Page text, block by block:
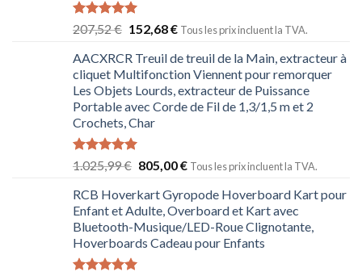
Note5.00
sur 5
207,52€ 152,68€ Tous les prix incluent la TVA.
AACXRCR Treuil de treuil de la Main, extracteur à
cliquet Multifonction Viennent pour remorquer
Les Objets Lourds, extracteur de Puissance
Portable avec Corde de Fil de 1,3/1,5 m et 2
Crochets, Char
Note5.00
1.025,99€ 805,00€ Tous les prix incluent la TVA.
RCB Hoverkart Gyropode Hoverboard Kart pour
Enfant et Adulte, Overboard et Kart avec
Bluetooth-Musique/LED-Roue Clignotante,
Hoverboards Cadeau pour Enfants